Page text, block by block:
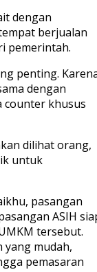
dengan
berjualan
pemerintah.
penting.
dengan
counter khusus
dilihat orang,
untuk
pasangan
ASIH
tersebut.
yang mudah,
pemasaran